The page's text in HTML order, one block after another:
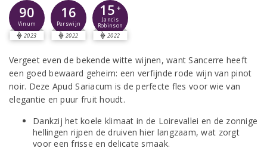
90
Vinum
2023
16
Perswijn
2022
15 +
Jancis
Robinson
2022
Vergeet even de bekende witte wijnen, want Sancerre heeft
een goed bewaard geheim: een verfijnde rode wijn van pinot
noir. Deze Apud Sariacum is de perfecte fles voor wie van
elegantie en puur fruit houdt.
Dankzij het koele klimaat in de Loirevallei en de zonnige
hellingen rijpen de druiven hier langzaam, wat zorgt
voor een frisse en delicate smaak.